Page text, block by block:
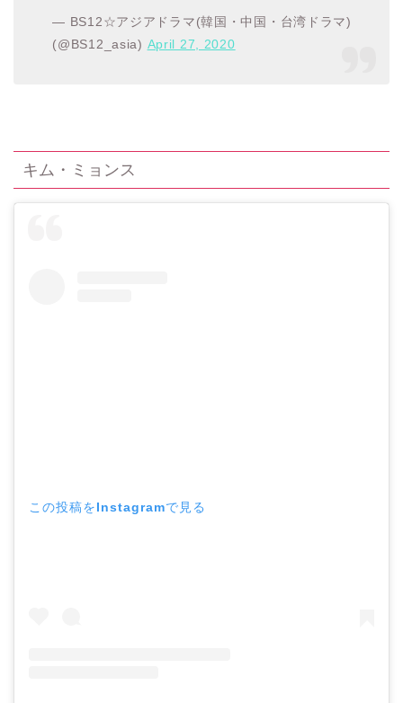
— BS12☆アジアドラマ(韓国・中国・台湾ドラマ)
(@BS12_asia) April 27, 2020
キム・ミョンス
この投稿をInstagramで見る